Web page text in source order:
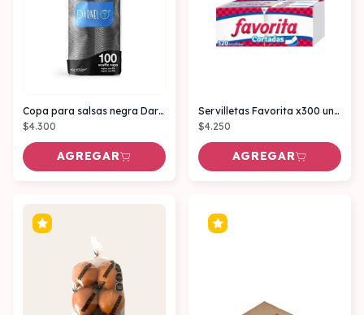
Copa para salsas negra Darnel 0,5 onz x100
$4.300
AGREGAR
Servilletas Favorita x300 unidades
$4.250
AGREGAR